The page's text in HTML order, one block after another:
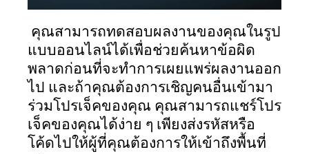
แบบออนไลน์ได้เพื่อช่วยค้นหาข้อผิด
พลาดก่อนที่จะทำการเผยแพร่ผลงานออก
ไป และถ้าคุณต้องการเชิญคนอื่นเข้ามา
ร่วมโปรเจ็คของคุณ คุณสามารถแชร์โปร
เจ็คของคุณได้ง่าย ๆ เพียงส่งรหัสหรือ
โค้ดไปให้ผู้ที่คุณต้องการให้เข้าถึงพื้นที่